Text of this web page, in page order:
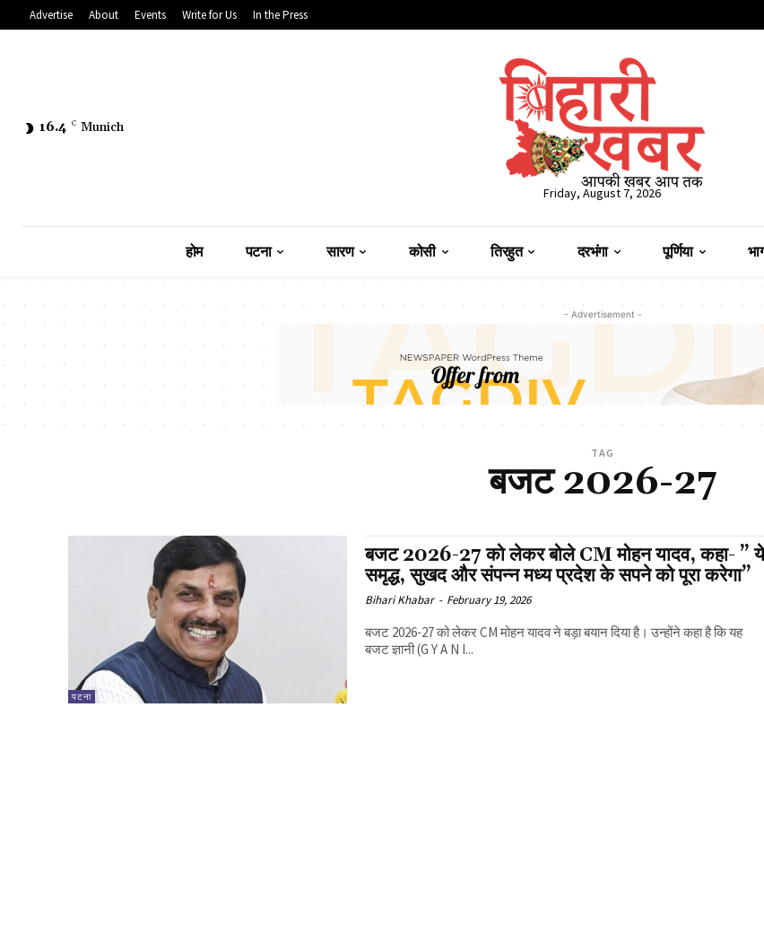
Advertise About Events Write for Us In the Press
16.4 C Munich
Friday, August 7, 2026
होम पटना सारण कोसी तिरहुत दरभंगा पूर्णिया
- Advertisement -
TAG
बजट 2026-27
पटना
बजट 2026-27 को लेकर बोले CM मोहन यादव, कहा- ”
समृद्ध, सुखद और संपन्न मध्य प्रदेश के सपने को पूरा करेगा”
Bihari Khabar - February 19, 2026
बजट 2026-27 को लेकर CM मोहन यादव ने बड़ा बयान दिया है। उन्होंने कहा है कि यह
बजट ज्ञानी (G Y A N I...